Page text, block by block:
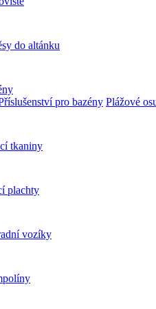
do altánku
pro bazény Plážové
tkaniny
plachty
vozíky